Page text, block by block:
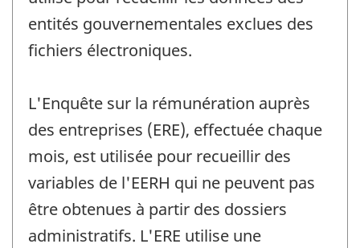
entités gouvernementales exclues des
fichiers électroniques.
L'Enquête sur la rémunération auprès
des entreprises (ERE), effectuée chaque
mois, est utilisée pour recueillir des
variables de l'EERH qui ne peuvent pas
être obtenues à partir des dossiers
administratifs. L'ERE utilise une